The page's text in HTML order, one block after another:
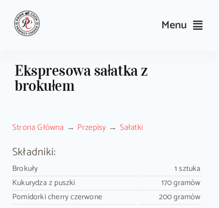
content
Menu
Przepisy
Kulinarne triki i porady
Wyposażenie
Search
Sklep PrimeCook
Ekspresowa sałatka z
brokułem
Strona Główna Przepisy Sałatki
Składniki:
Brokuły
1 sztuka
Kukurydza z puszki
170 gramów
Pomidorki cherry czerwone
200 gramów